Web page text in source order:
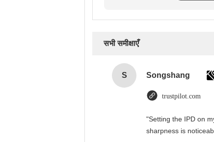
सभी समीक्षाएँ
S Songshang
trustpilot.com
"Setting the IPD on
sharpness is